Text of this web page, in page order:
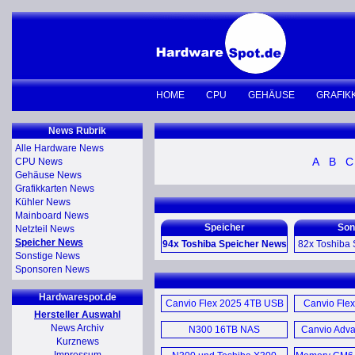
HOME CPU GEHÄUSE
News Rubrik
Alle Hardware News
CPU News
Gehäuse News
Grafikkarten News
Kühler News
Mainboard News
Netzteil News
Speicher News
Sonstige News
Sponsoren News
Hardwarespot.de
Hersteller Auswahl
News Archiv
Kurznews
A B C
Speicher
94x Toshiba Speicher News
Canvio Flex 2025 4TB USB
3.2 (E)
MG11ACA 24TB HDD (D)
82x Toshiba
Portege
Satellite
Qosmio
Notebook
Canvio Flex 2025 4TB USB
3.2 (E)
Canvio
N300 16TB NAS
Festplatte (D)
Canvio
3.2